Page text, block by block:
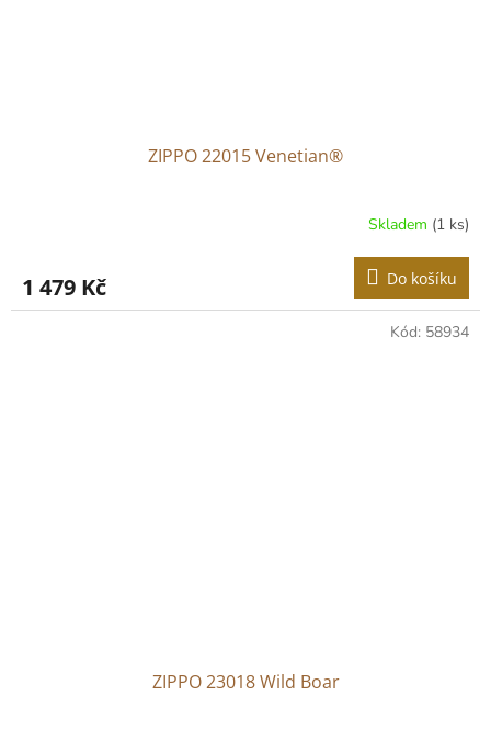
ZIPPO 22015 Venetian®
Skladem (1 ks)
1 479 Kč Do košíku
ZIPPO 23018 Wild Boar
Kód: 58934